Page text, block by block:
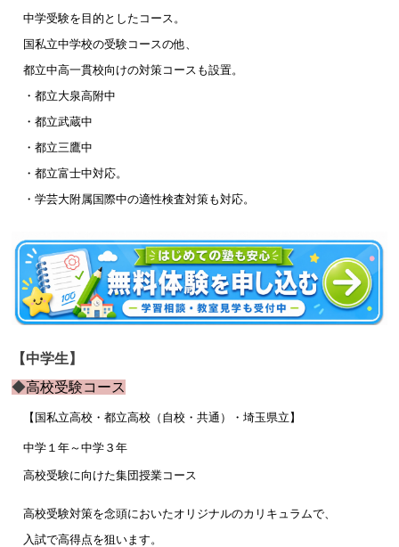
中学受験を目的としたコース。
国私立中学校の受験コースの他、
都立中高一貫校向けの対策コースも設置。
・都立大泉高附中
・都立武蔵中
・都立三鷹中
・都立富士中対応。
・学芸大附属国際中の適性検査対策も対応。
【中学生】
◆高校受験コース
【国私立高校・都立高校（自校・共通）・埼玉県立】
中学１年～中学３年
高校受験に向けた集団授業コース
高校受験対策を念頭においたオリジナルのカリキュラムで、
入試で高得点を狙います。